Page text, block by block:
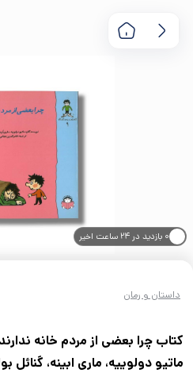
۰ بازدید در ۲۴ ساعت اخیر
داستان و رمان
ماتیو دولوییه، ماری ابینه، گنائل